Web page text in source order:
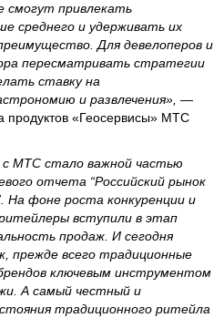
смогут привлекать
среднего и удерживать их
Для девелоперов и
пересматривать стратегии
ставку на
и развлечения», —
продуктов «Геосервисы» МТС
с МТС стало важной частью
отчета “Российский рынок
На фоне роста конкуренции и
вступили в этап
продаж. И сегодня
прежде всего традиционные
ключевым инструментом
А самый честный и
традиционного ритейла